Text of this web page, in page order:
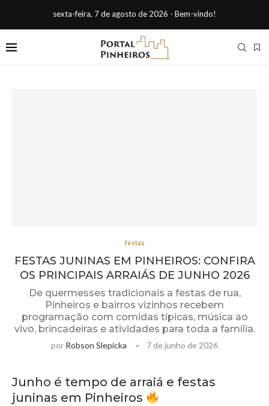
sexta-feira, 7 de agosto de 2026 - Bem-vindo!
festas
FESTAS JUNINAS EM PINHEIROS: CONFIRA
OS PRINCIPAIS ARRAIÁS DE JUNHO 2026
De quermesses tradicionais a festas de rua,
Pinheiros e bairros vizinhos recebem
programação com comidas típicas, música ao
vivo, brincadeiras e atividades para toda a família.
por Robson Slepicka 7 de junho de 2026
Junho é tempo de arraiá e festas
juninas em Pinheiros